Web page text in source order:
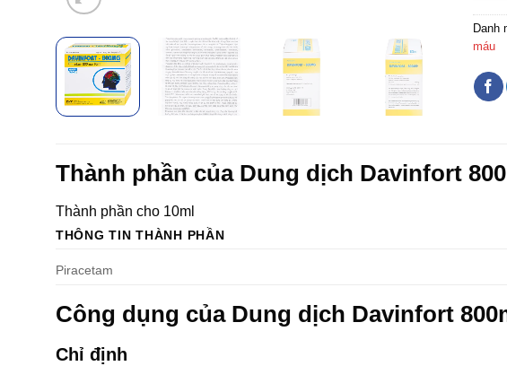
Danh
máu
Thành phần của Dung dịch Davinfort
Thành phần cho 10ml
THÔNG TIN THÀNH PHẦN
Piracetam
Công dụng của Dung dịch Davinfort
Chỉ định